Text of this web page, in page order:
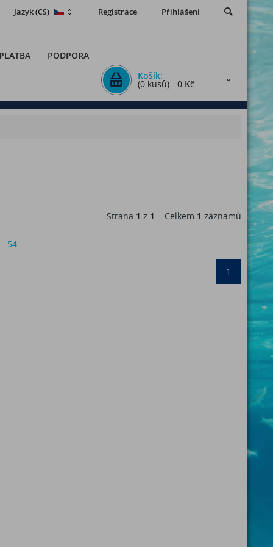
Registrace Přihlášení
Jazyk(CS)
PODPORA
Košík:
(0 kusů) - 0 Kč
Strana 1 z 1 Celkem 1 záznamů
54
1